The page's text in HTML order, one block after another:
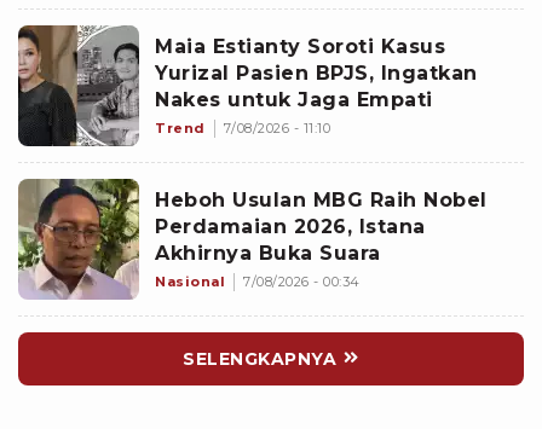
Maia Estianty Soroti Kasus
Yurizal Pasien BPJS, Ingatkan
Nakes untuk Jaga Empati
Trend 7/08/2026 - 11:10
Heboh Usulan MBG Raih Nobel
Perdamaian 2026, Istana
Akhirnya Buka Suara
Nasional 7/08/2026 - 00:34
SELENGKAPNYA